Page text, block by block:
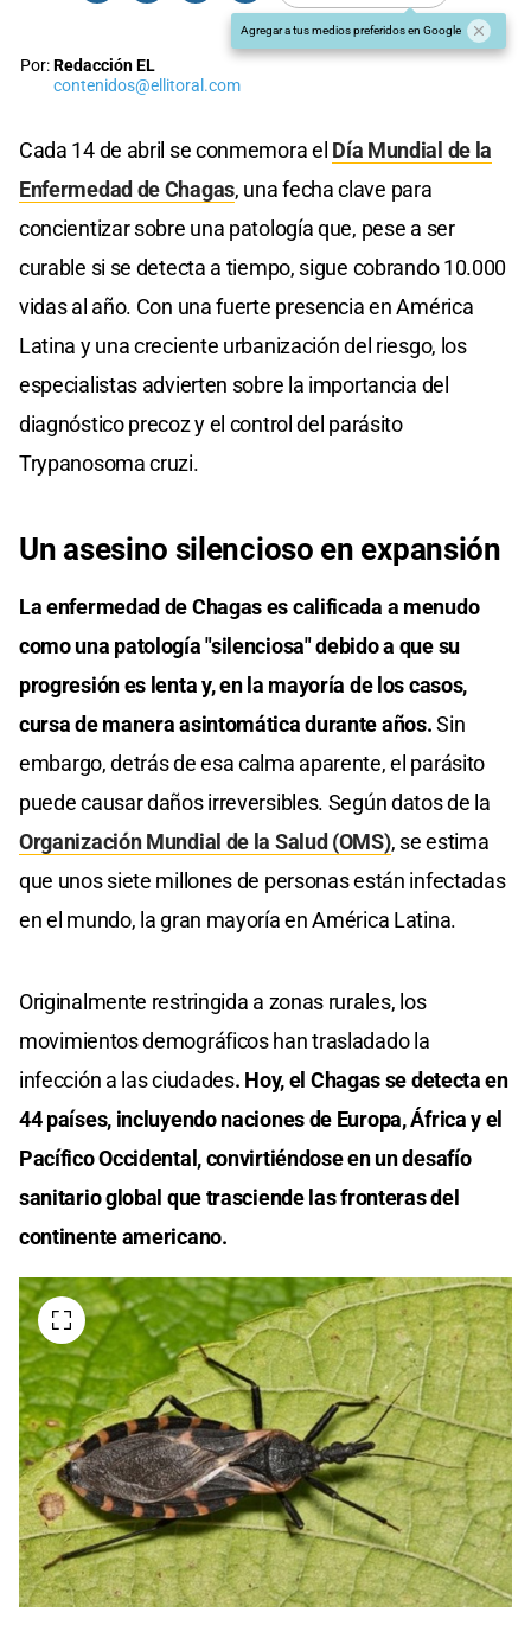
Agregar a tus medios preferidos en Google
Por:Redacción EL
contenidos@ellitoral.com
Cada 14 de abril se conmemora el Día Mundial de la
Enfermedad de Chagas, una fecha clave para
concientizar sobre una patología que, pese a ser
curable si se detecta a tiempo, sigue cobrando 10.000
vidas al año. Con una fuerte presencia en América
Latina y una creciente urbanización del riesgo, los
especialistas advierten sobre la importancia del
diagnóstico precoz y el control del parásito
Trypanosoma cruzi.
Un asesino silencioso en expansión
La enfermedad de Chagas es calificada a menudo
como una patología "silenciosa" debido a que su
progresión es lenta y, en la mayoría de los casos,
cursa de manera asintomática durante años.Sin
embargo, detrás de esa calma aparente, el parásito
puede causar daños irreversibles. Según datos de la
Organización Mundial de la Salud (OMS), se estima
que unos siete millones de personas están infectadas
en el mundo, la gran mayoría en América Latina.
Originalmente restringida a zonas rurales, los
movimientos demográficos han trasladado la
infección a las ciudades. Hoy, el Chagas se detecta en
44 países, incluyendo naciones de Europa, África y el
Pacífico Occidental, convirtiéndose en un desafío
sanitario global que trasciende las fronteras del
continente americano.